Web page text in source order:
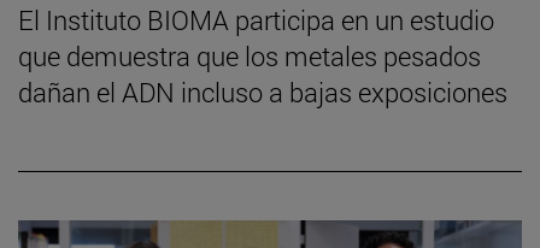
El Instituto BIOMA participa en un estudio
que demuestra que los metales pesados
dañan el ADN incluso a bajas exposiciones